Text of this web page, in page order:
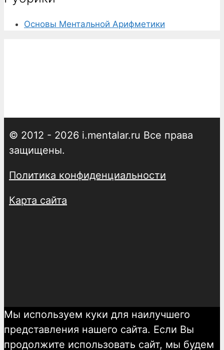
Основы Ментальной Арифметики
© 2012 - 2026 i.mentalar.ru Все права
защищены.
Политика конфиденциальности
Карта сайта
Мы используем куки для наилучшего
представления нашего сайта. Если Вы
продолжите использовать сайт, мы будем